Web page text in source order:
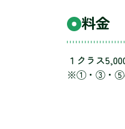
料金
１クラス
※①・③・